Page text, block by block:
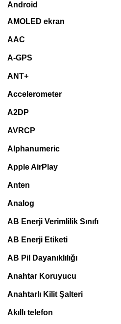
Android
AMOLED ekran
AAC
A-GPS
ANT+
Accelerometer
A2DP
AVRCP
Alphanumeric
Apple AirPlay
Anten
Analog
AB Enerji Verimlilik Sınıfı
AB Enerji Etiketi
AB Pil Dayanıklılığı
Anahtar Koruyucu
Anahtarlı Kilit Şalteri
Akıllı telefon